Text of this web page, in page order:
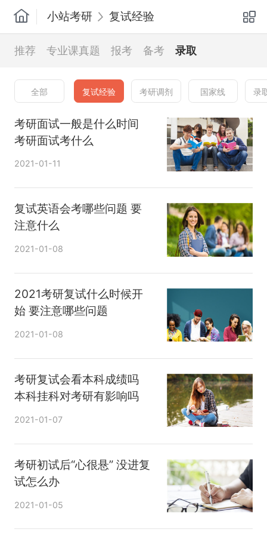
小站考研 复试经验
推荐 专业课真题 报考 备考 录取
全部 复试经验 考研调剂 国家线 录
考研面试一般是什么时间
考研面试考什么
2021-01-11
复试英语会考哪些问题 要
注意什么
2021-01-08
2021考研复试什么时候开
始 要注意哪些问题
2021-01-08
考研复试会看本科成绩吗
本科挂科对考研有影响吗
2021-01-07
考研初试后“心很悬” 没进复
试怎么办
2021-01-05